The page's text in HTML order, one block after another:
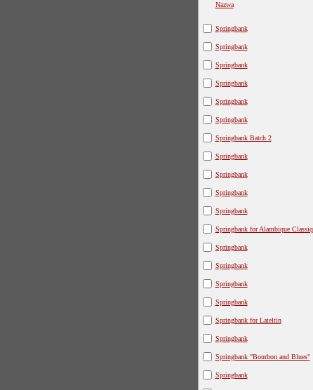
Nazwa
Springbank
Springbank
Springbank
Springbank
Springbank
Springbank
Springbank Batch 2
Springbank
Springbank
Springbank
Springbank
Springbank for Alambique
Springbank
Springbank
Springbank
Springbank
Springbank for Lateltin
Springbank
Springbank "Bourbon and Blues"
Springbank